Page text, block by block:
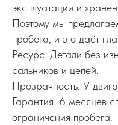
эксплуатации и
Поэтому мы
пробега, и это даёт
Ресурс. Детали без
сальников и цепей.
Прозрачность. У
Гарантия. 6 месяцев
ограничения пробега.